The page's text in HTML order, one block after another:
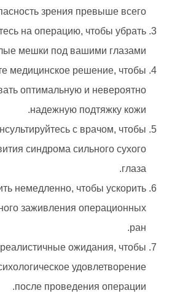
зрения превыше всего.
на операцию, чтобы убрать
мешки под вашими глазами.
медицинское решение, чтобы
оптимальную и невероятно
надежную подтяжку кожи.
с врачом, чтобы
синдрома сильного сухого
глаза.
немедленно, чтобы ускорить
заживления операционных
ран.
реалистичные ожидания, чтобы
удовлетворение
после проведения операции.